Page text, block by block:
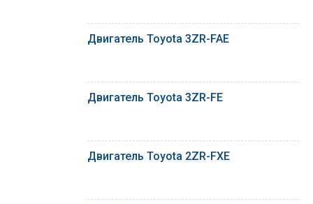
Двигатель Toyota 3ZR-FAE
Двигатель Toyota 3ZR-FE
Двигатель Toyota 2ZR-FXE